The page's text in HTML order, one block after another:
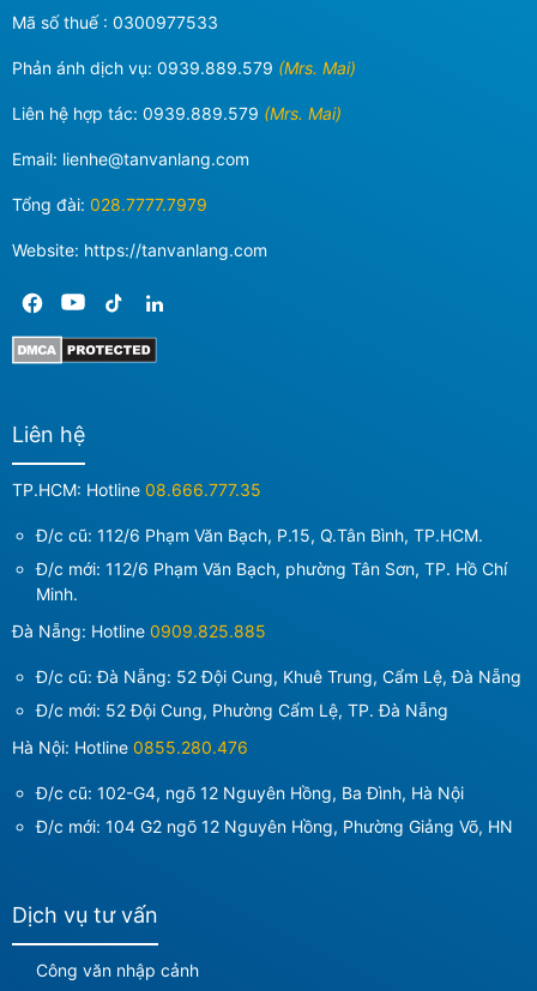
Mã số thuế : 0300977533
Phản ánh dịch vụ: 0939.889.579 (Mrs. Mai)
Liên hệ hợp tác: 0939.889.579 (Mrs. Mai)
Email: lienhe@tanvanlang.com
Tổng đài: 028.7777.7979
Website: https://tanvanlang.com
Liên hệ
TP.HCM: Hotline 08.666.777.35
Đ/c cũ: 112/6 Phạm Văn Bạch, P.15, Q.Tân Bình, TP.HCM.
Đ/c mới: 112/6 Phạm Văn Bạch, phường Tân Sơn, TP. Hồ Chí
Minh.
Đà Nẵng: Hotline 0909.825.885
Đ/c cũ: Đà Nẵng: 52 Đội Cung, Khuê Trung, Cẩm Lệ, Đà Nẵng
Đ/c mới: 52 Đội Cung, Phường Cẩm Lệ, TP. Đà Nẵng
Hà Nội: Hotline 0855.280.476
Đ/c cũ: 102-G4, ngõ 12 Nguyên Hồng, Ba Đình, Hà Nội
Đ/c mới: 104 G2 ngõ 12 Nguyên Hồng, Phường Giảng Võ, HN
Dịch vụ tư vấn
Công văn nhập cảnh